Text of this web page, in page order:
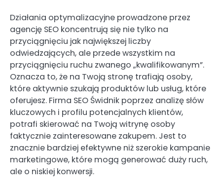
Działania optymalizacyjne prowadzone przez
agencję SEO koncentrują się nie tylko na
przyciągnięciu jak największej liczby
odwiedzających, ale przede wszystkim na
przyciągnięciu ruchu zwanego „kwalifikowanym”.
Oznacza to, że na Twoją stronę trafiają osoby,
które aktywnie szukają produktów lub usług, które
oferujesz. Firma SEO Świdnik poprzez analizę słów
kluczowych i profilu potencjalnych klientów,
potrafi skierować na Twoją witrynę osoby
faktycznie zainteresowane zakupem. Jest to
znacznie bardziej efektywne niż szerokie kampanie
marketingowe, które mogą generować duży ruch,
ale o niskiej konwersji.